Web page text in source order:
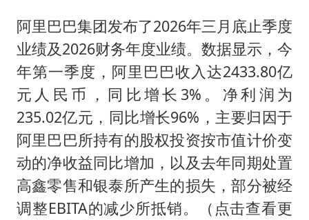
BLG经理辟谣Bin离队
总书记点赞的非遗苗绣焕发新生机
阿里巴巴集团发布了2026年三月底止季度
业绩及2026财务年度业绩。数据显示，今
年第一季度，阿里巴巴收入达2433.80亿
元人民币，同比增长3%。净利润为
235.02亿元，同比增长96%，主要归因于
阿里巴巴所持有的股权投资按市值计价变
动的净收益同比增加，以及去年同期处置
高鑫零售和银泰所产生的损失，部分被经
调整EBITA的减少所抵销。（点击查看更